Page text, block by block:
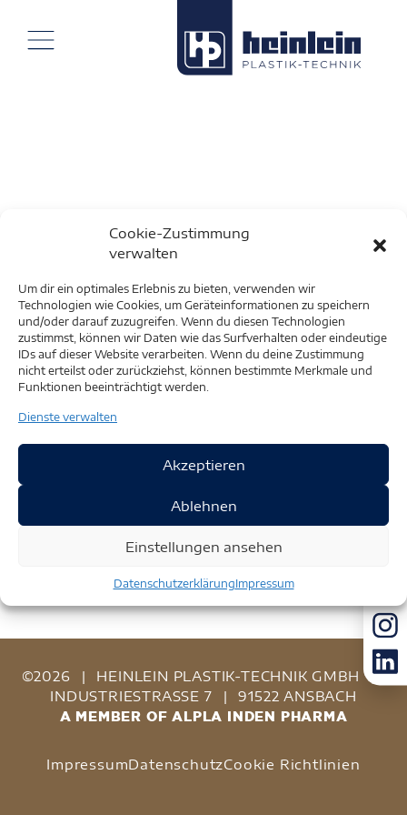
Cookie-Zustimmung
verwalten
Um dir ein optimales Erlebnis zu bieten, verwenden wir
Technologien wie Cookies, um Geräteinformationen zu speichern
und/oder darauf zuzugreifen. Wenn du diesen Technologien
zustimmst, können wir Daten wie das Surfverhalten oder eindeutige
IDs auf dieser Website verarbeiten. Wenn du deine Zustimmung
nicht erteilst oder zurückziehst, können bestimmte Merkmale und
Funktionen beeinträchtigt werden.
Dienste verwalten
Akzeptieren
Ablehnen
Einstellungen ansehen
DatenschutzerklärungImpressum
©2026 | HEINLEIN PLASTIK-TECHNIK GMBH
|
INDUSTRIESTRASSE 7
| 91522 ANSBACH
A MEMBER OF ALPLA INDEN PHARMA
ImpressumDatenschutzCookie Richtlinien